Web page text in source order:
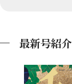
最新号紹介